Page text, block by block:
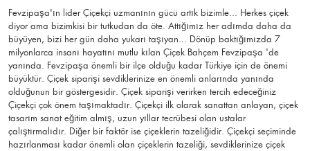
Fevzipaşa'ın lider Çiçekçi uzmanının gücü artık bizimle... Herkes çiçek
diyor ama bizimkisi bir tutkudan da öte. Attığımız her adımda daha da
büyüyen, bizi her gün daha yukarı taşıyan... Dönüp baktığımızda 7
milyonlarca insanı hayatını mutlu kılan Çiçek Bahçem Fevzipaşa 'de
yanında. Fevzipaşa önemli bir ilçe olduğu kadar Türkiye için de önemi
büyüktür. Çiçek siparişi sevdiklerinize en önemli anlarında yanında
olduğunun bir göstergesidir. Çiçek siparişi verirken tercih edeceğiniz
Çiçekçi çok önem taşımaktadır. Çiçekçi ilk olarak sanattan anlayan, çiçek
tasarım sanat eğitim almış, uzun yıllar tecrübesi olan ustalar
çalıştırmalıdır. Diğer bir faktör ise çiçeklerin tazeliğidir. Çiçekçi seçiminde
hazırlanması kadar önemli olan çiçeklerin tazeliği, sevdiklerinize çiçek